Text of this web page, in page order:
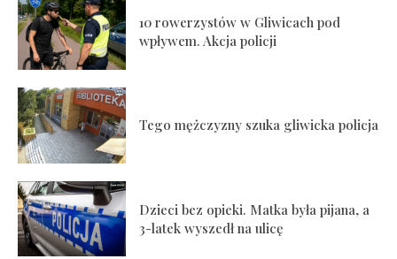
10 rowerzystów w Gliwicach pod
wpływem. Akcja policji
Tego mężczyzny szuka gliwicka policja
Dzieci bez opieki. Matka była pijana, a
3-latek wyszedł na ulicę